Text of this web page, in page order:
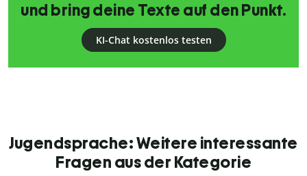
und bring deine Texte auf den Punkt.
KI-Chat kostenlos testen
Jugendsprache: Weitere interessante
Fragen aus der Kategorie